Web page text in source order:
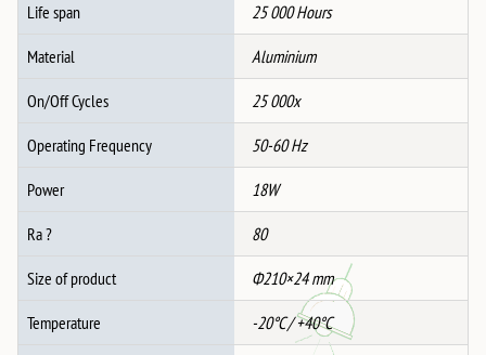
Life span 25 000 Hours
Material Aluminium
On/Off Cycles 25 000x
Operating Frequency 50-60 Hz
Power 18W
Ra ? 80
Size of product Ф210×24 mm
Temperature -20°C / +40°C